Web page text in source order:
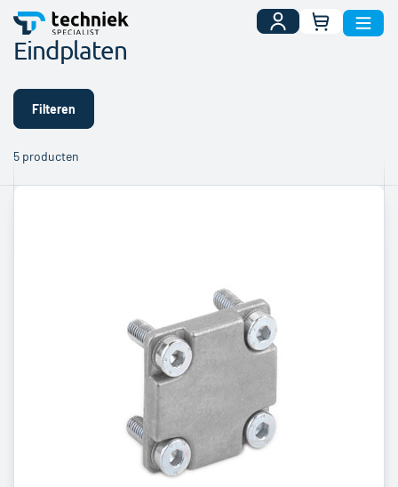
Uw
Eindplaten
5 producten
Filteren